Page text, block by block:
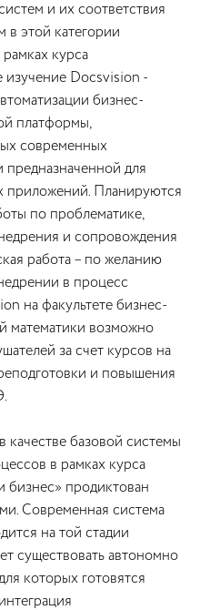
и их соответствия
в этой категории
курса
изучение Docsvision -
бизнес-
платформы,
современных
для
приложений. Планируются
по проблематике,
и сопровождения
работа – по желанию
в процесс
на факультете бизнес-
математики возможно
за счет курсов на
и повышения
базовой системы
в рамках курса
бизнес» продиктован
Современная система
на той стадии
существовать автономно
которых готовятся